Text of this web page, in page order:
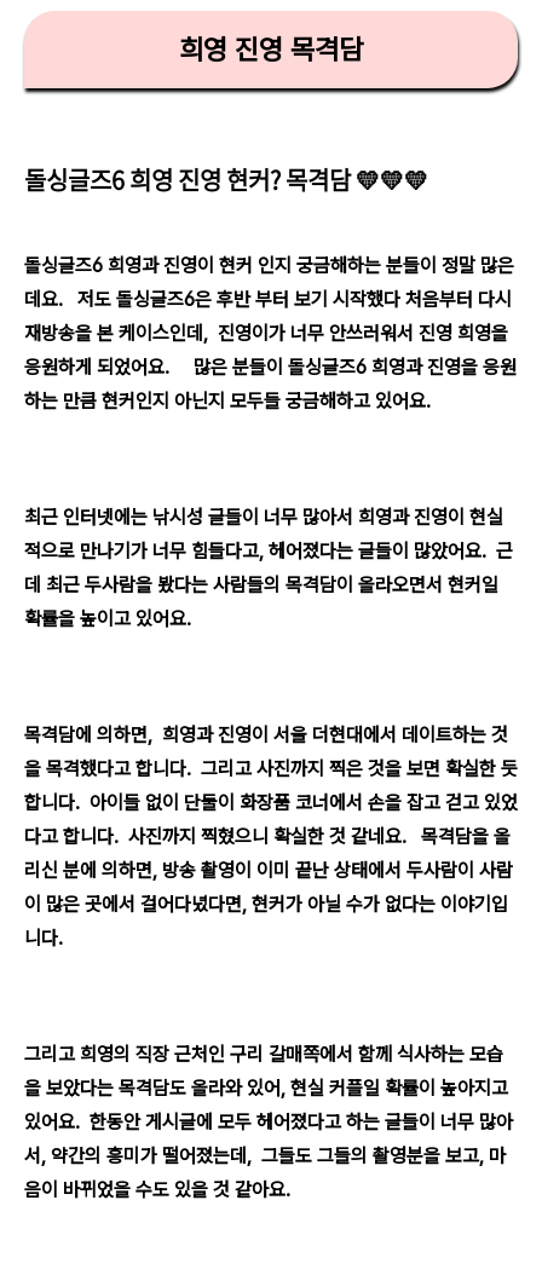
희영 진영 목격담
돌싱글즈6 희영 진영 현커? 목격담 💛💛💛
돌싱글즈6 희영과 진영이 현커 인지 궁금해하는 분들이 정말 많은
데요. 저도 돌싱글즈6은 후반 부터 보기 시작했다 처음부터 다시
재방송을 본 케이스인데, 진영이가 너무 안쓰러워서 진영 희영을
응원하게 되었어요. 많은 분들이 돌싱글즈6 희영과 진영을 응원
하는 만큼 현커인지 아닌지 모두들 궁금해하고 있어요.
최근 인터넷에는 낚시성 글들이 너무 많아서 희영과 진영이 현실
적으로 만나기가 너무 힘들다고, 헤어졌다는 글들이 많았어요. 근
데 최근 두사람을 봤다는 사람들의 목격담이 올라오면서 현커일
확률을 높이고 있어요.
목격담에 의하면, 희영과 진영이 서울 더현대에서 데이트하는 것
을 목격했다고 합니다. 그리고 사진까지 찍은 것을 보면 확실한 듯
합니다. 아이들 없이 단둘이 화장품 코너에서 손을 잡고 걷고 있었
다고 합니다. 사진까지 찍혔으니 확실한 것 같네요. 목격담을 올
리신 분에 의하면, 방송 촬영이 이미 끝난 상태에서 두사람이 사람
이 많은 곳에서 걸어다녔다면, 현커가 아닐 수가 없다는 이야기입
니다.
그리고 희영의 직장 근처인 구리 갈매쪽에서 함께 식사하는 모습
을 보았다는 목격담도 올라와 있어, 현실 커플일 확률이 높아지고
있어요. 한동안 게시글에 모두 헤어졌다고 하는 글들이 너무 많아
서, 약간의 흥미가 떨어졌는데, 그들도 그들의 촬영분을 보고, 마
음이 바뀌었을 수도 있을 것 같아요.